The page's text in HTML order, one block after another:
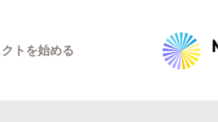
トを始める